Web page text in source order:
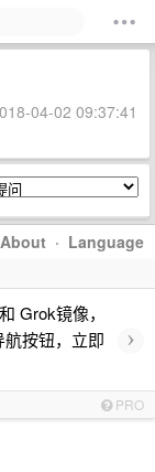
04-02 09:37:41
About · Language
Grok镜像，
按钮，立即
›
PRO